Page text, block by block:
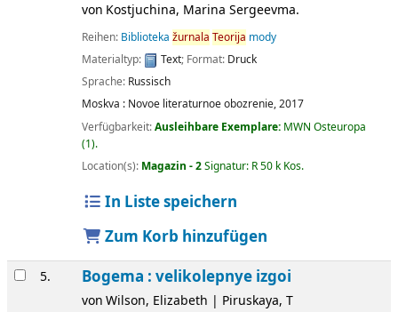
von Kostjuchina, Marina Sergeevma.
Reihen: Biblioteka žurnala Teorija mody
Materialtyp:
Text; Format: Druck
Sprache: Russisch
Moskva : Novoe literaturnoe obozrenie,2017
Verfügbarkeit:Ausleihbare Exemplare: MWN Osteuropa
(1).
Location(s): Magazin - 2Signatur: R 50 k Kos.
In Liste speichern
Zum Korb hinzufügen
5. Bogema : velikolepnye izgoi
vonWilson, Elizabeth | Piruskaya, T